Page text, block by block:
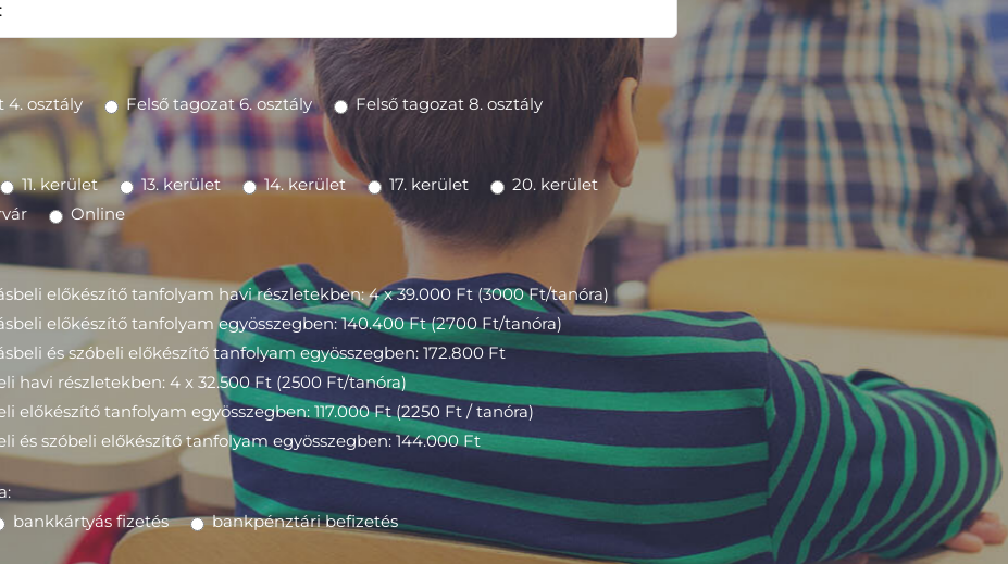
4. osztály
Felső tagozat 6. osztály Felső tagozat 8. osztály
11. kerület 13. kerület 14. kerület 17. kerület
20. kerület
Online
előkészítő tanfolyam havi részletekben: 4 x 39.000 Ft (3000 Ft/tanóra)
előkészítő tanfolyam egyösszegben: 140.400 Ft (2700 Ft/tanóra)
és szóbeli előkészítő tanfolyam egyösszegben: 172.800 Ft
havi részletekben: 4 x 32.500 Ft (2500 Ft/tanóra)
előkészítő tanfolyam egyösszegben: 117.000 Ft (2250 Ft / tanóra)
és szóbeli előkészítő tanfolyam egyösszegben: 144.000 Ft
bankkártyás fizetés bankpénztári befizetés